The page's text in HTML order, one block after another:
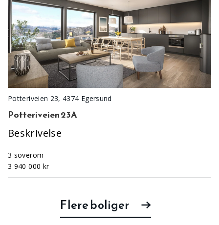
Potteriveien 23, 4374 Egersund
Potteriveien 23A
Beskrivelse
3 soverom
3 940 000 kr
Flere boliger